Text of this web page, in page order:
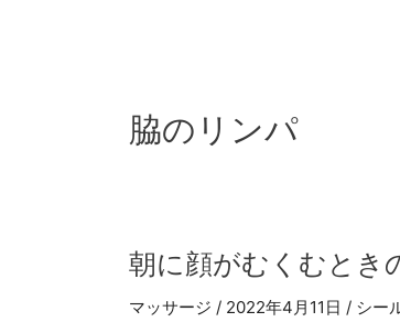
脇のリンパ
朝に顔がむくむとき
マッサージ / 2022年4月11日 / シー
朝
に
顔